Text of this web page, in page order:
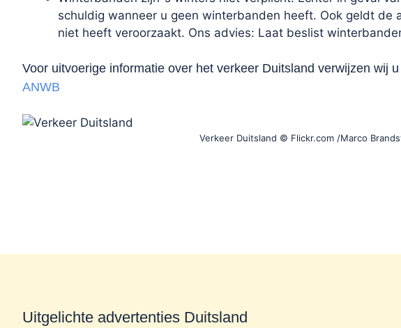
schuldig wanneer u geen winterbanden heeft. Ook geldt de
niet heeft veroorzaakt. Ons advies: Laat beslist
Voor uitvoerige informatie over het verkeer Duitsland verwijzen wij
ANWB
Verkeer Duitsland © Flickr.com /Marco
Uitgelichte advertenties Duitsland